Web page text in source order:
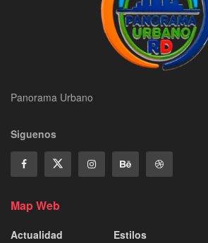
Panorama Urbano
Siguenos
Map Web
Actualidad
Estilos